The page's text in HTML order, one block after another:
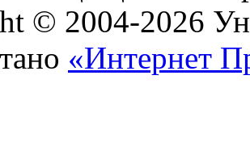
© 2004-2026
«Интернет